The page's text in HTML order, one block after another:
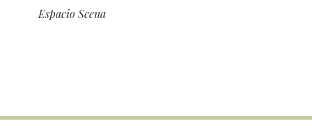
Espacio Scena